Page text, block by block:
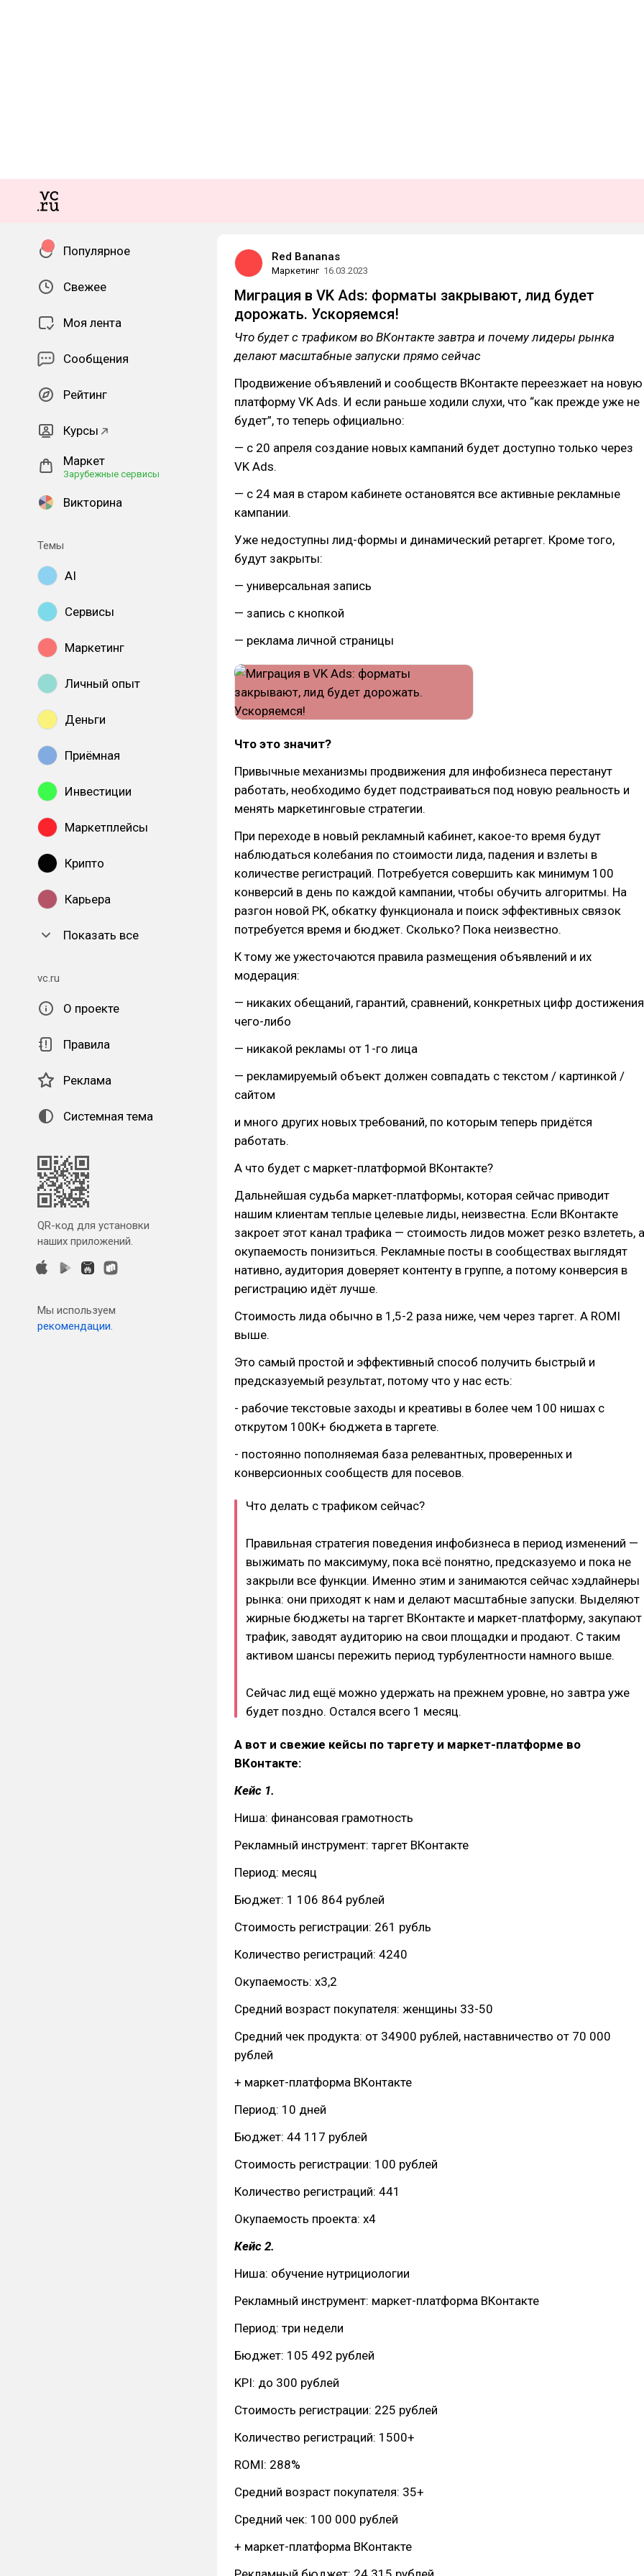
Популярное
Свежее
Моя лента
Сообщения
Рейтинг
Курсы
Маркет
Зарубежные сервисы
Викторина
Темы
AI
Сервисы
Маркетинг
Личный опыт
Деньги
Приёмная
Инвестиции
Маркетплейсы
Крипто
Карьера
Показать все
vc.ru
О проекте
Правила
Реклама
Системная тема
QR-код для установки
наших приложений.
Мы используем
рекомендации.
Red Bananas
Маркетинг 16.03.2023
Миграция в VK Ads: форматы закрывают, лид будет
дорожать. Ускоряемся!
Что будет с трафиком во ВКонтакте завтра и почему лидеры рынка
делают масштабные запуски прямо сейчас
Продвижение объявлений и сообществ ВКонтакте переезжает на новую
платформу VK Ads. И если раньше ходили слухи, что “как прежде уже не
будет”, то теперь официально:
— с 20 апреля создание новых кампаний будет доступно только через
VK Ads.
— с 24 мая в старом кабинете остановятся все активные рекламные
кампании.
Уже недоступны лид-формы и динамический ретаргет. Кроме того,
будут закрыты:
— универсальная запись
— запись с кнопкой
— реклама личной страницы
Что это значит?
Привычные механизмы продвижения для инфобизнеса перестанут
работать, необходимо будет подстраиваться под новую реальность и
менять маркетинговые стратегии.
При переходе в новый рекламный кабинет, какое-то время будут
наблюдаться колебания по стоимости лида, падения и взлеты в
количестве регистраций. Потребуется совершить как минимум 100
конверсий в день по каждой кампании, чтобы обучить алгоритмы. На
разгон новой РК, обкатку функционала и поиск эффективных связок
потребуется время и бюджет. Сколько? Пока неизвестно.
К тому же ужесточаются правила размещения объявлений и их
модерация:
— никаких обещаний, гарантий, сравнений, конкретных цифр достижения
чего-либо
— никакой рекламы от 1-го лица
— рекламируемый объект должен совпадать с текстом / картинкой /
сайтом
и много других новых требований, по которым теперь придётся
работать.
А что будет с маркет-платформой ВКонтакте?
Дальнейшая судьба маркет-платформы, которая сейчас приводит
нашим клиентам теплые целевые лиды, неизвестна. Если ВКонтакте
закроет этот канал трафика — стоимость лидов может резко взлететь, а
окупаемость понизиться. Рекламные посты в сообществах выглядят
нативно, аудитория доверяет контенту в группе, а потому конверсия в
регистрацию идёт лучше.
Стоимость лида обычно в 1,5-2 раза ниже, чем через таргет. А ROMI
выше.
Это самый простой и эффективный способ получить быстрый и
предсказуемый результат, потому что у нас есть:
- рабочие текстовые заходы и креативы в более чем 100 нишах с
открутом 100К+ бюджета в таргете.
- постоянно пополняемая база релевантных, проверенных и
конверсионных сообществ для посевов.
Что делать с трафиком сейчас?
Правильная стратегия поведения инфобизнеса в период изменений —
выжимать по максимуму, пока всё понятно, предсказуемо и пока не
закрыли все функции. Именно этим и занимаются сейчас хэдлайнеры
рынка: они приходят к нам и делают масштабные запуски. Выделяют
жирные бюджеты на таргет ВКонтакте и маркет-платформу, закупают
трафик, заводят аудиторию на свои площадки и продают. С таким
активом шансы пережить период турбулентности намного выше.
Сейчас лид ещё можно удержать на прежнем уровне, но завтра уже
будет поздно. Остался всего 1 месяц.
А вот и свежие кейсы по таргету и маркет-платформе во
ВКонтакте:
Кейс 1.
Ниша: финансовая грамотность
Рекламный инструмент: таргет ВКонтакте
Период: месяц
Бюджет: 1 106 864 рублей
Стоимость регистрации: 261 рубль
Количество регистраций: 4240
Окупаемость: х3,2
Средний возраст покупателя: женщины 33-50
Средний чек продукта: от 34900 рублей, наставничество от 70 000
рублей
+ маркет-платформа ВКонтакте
Период: 10 дней
Бюджет: 44 117 рублей
Стоимость регистрации: 100 рублей
Количество регистраций: 441
Окупаемость проекта: х4
Кейс 2.
Ниша: обучение нутрициологии
Рекламный инструмент: маркет-платформа ВКонтакте
Период: три недели
Бюджет: 105 492 рублей
KPI: до 300 рублей
Стоимость регистрации: 225 рублей
Количество регистраций: 1500+
ROMI: 288%
Средний возраст покупателя: 35+
Средний чек: 100 000 рублей
+ маркет-платформа ВКонтакте